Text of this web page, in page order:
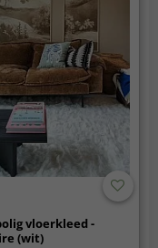
vloerkleed -
(wit)